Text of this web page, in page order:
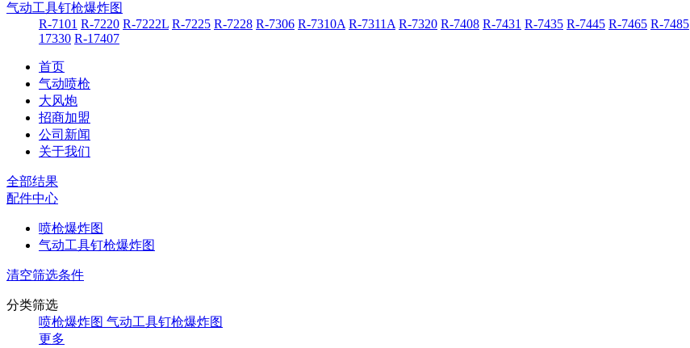
气动工具钉枪爆炸图
R-7101 R-7220 R-7222L R-7225 R-7228 R-7306 R-7310A R-7311A R-7320 R-7408 R-7431 R-7435 R-7445 R-7465 R-7485
17330 R-17407
首页
气动喷枪
大风炮
招商加盟
公司新闻
关于我们
全部结果
配件中心
喷枪爆炸图
气动工具钉枪爆炸图
清空筛选条件
分类筛选
喷枪爆炸图 气动工具钉枪爆炸图
更多